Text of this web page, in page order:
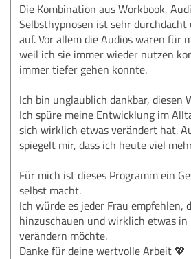
Die Kombination aus Workbook,
Selbsthypnosen ist sehr
auf. Vor allem die Audios waren für
weil ich sie immer wieder nutzen
immer tiefer gehen konnte.
Ich bin unglaublich dankbar, diesen
Ich spüre meine Entwicklung im
sich wirklich etwas verändert hat.
spiegelt mir, dass ich heute viel
Für mich ist dieses Programm ein
selbst macht.
Ich würde es jeder Frau empfehlen,
hinzuschauen und wirklich etwas in
verändern möchte.
Danke für deine wertvolle Arbeit 💖